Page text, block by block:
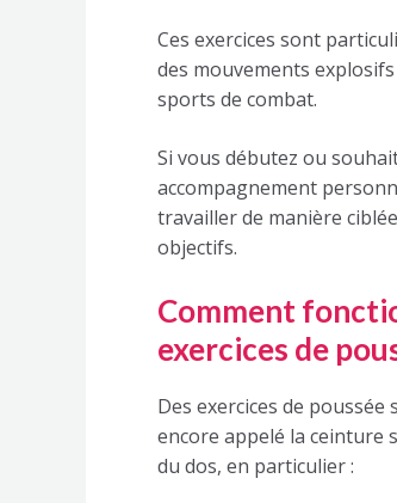
Ces exercices sont
des mouvements
sports de combat.
Si vous débutez ou
accompagnement
travailler de manière
objectifs.
Comment
exercices de
Des exercices de
encore appelé la ceinture
du dos, en particulier :